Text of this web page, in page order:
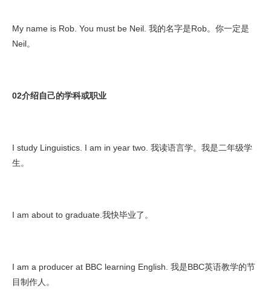
My name is Rob. You must be Neil. 我的名字是Rob。你一定是
Neil。
02介绍自己的学科或职业
I study Linguistics. I am in year two. 我读语言学。我是二年级学
生。
I am about to graduate.我快毕业了。
I am a producer at BBC learning English. 我是BBC英语教学的节
目制作人。